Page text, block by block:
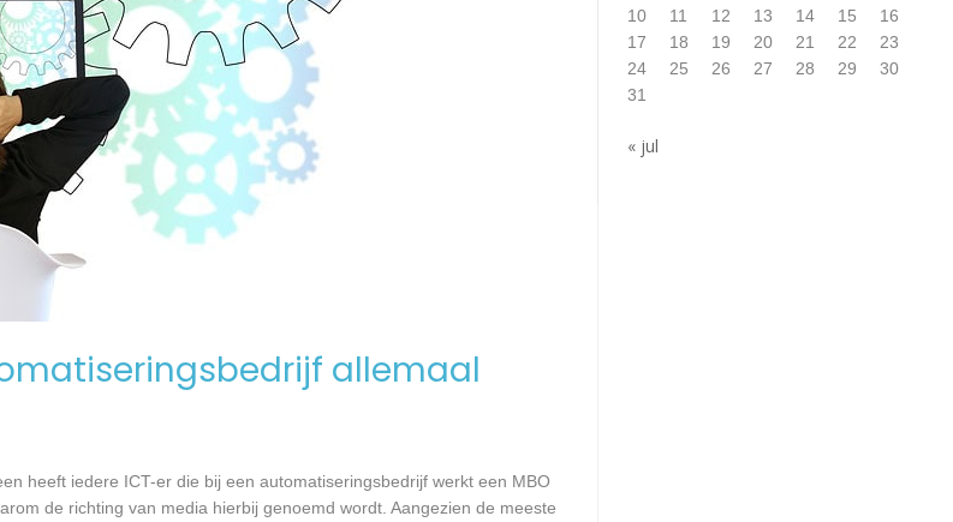
allemaal
heeft iedere ICT-er die bij een automatiseringsbedrijf werkt een MBO
de richting van media hierbij genoemd wordt. Aangezien de meeste
10
11 12 13 14 15
16
17
18 19 20 21 22
23
24
25 26 27 28 29
30
31
« jul